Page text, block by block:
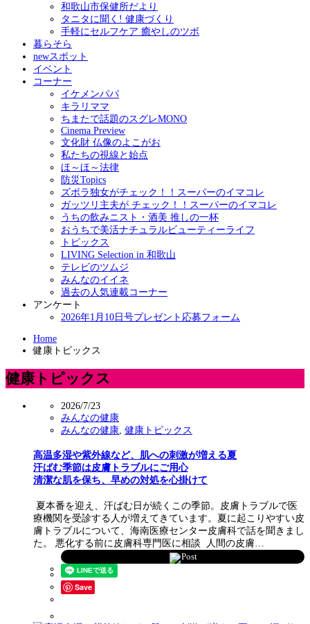
和歌山市保健所だより
タニタに聞く! 健康づくり
手軽にセルフケア 癒やしのツボ
暮らそら
newスポット
イベント
コーナー
イケメンパパ
キラリママ
ちまたで話題のスグレMONO
Cinema Preview
文化財 仏像のよこがお
私たちの視線と始点
ほ～ほ～法律
防災Topics
ズボラ独女がチェック！！スーパーのイマコレ
ガッツリ主夫が チェック！！スーパーのイマコレ
うちの飲みニスト・酒美 推しの一杯
おうちで美活ナチュラルビューティーライフ
トピックス
LIVING Selection in 和歌山
テレビのツムジ
みんなのイイネ
過去の人気連載コーナー
アンケート
2026年1月10日号プレゼント応募フォーム
Home
健康トピックス
健康トピックス
2026/7/23
みんなの健康
みんなの健康 健康トピックス
高温多湿や紫外線など、肌への刺激が増える夏
汗ばむ季節は皮膚トラブルにご用心
清潔な肌を保ち、早めの対処を心掛けて
夏本番を迎え、汗ばむ日が続くこの季節。皮膚トラブルで医
療機関を受診する人が増えてきています。夏に起こりやすい皮
膚トラブルについて、海南医療センター皮膚科で話を聞きまし
た。 悪化する前に皮膚科専門医に相談 人間の皮膚…
Post
Save